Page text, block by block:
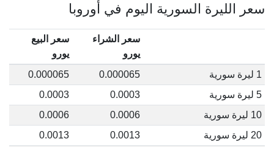
سعر الليرة السورية اليوم في أوروبا
سعر الشراء
يورو
سعر البيع
يورو
1 ليرة سورية
0.000065
0.000065
5 ليرة سورية
0.0003
0.0003
10 ليرة سورية
0.0006
0.0006
20 ليرة سورية
0.0013
0.0013